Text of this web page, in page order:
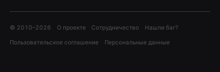
© 2010–2026 О проекте Сотрудничество Нашли баг?
Пользовательское соглашение Персональные данные